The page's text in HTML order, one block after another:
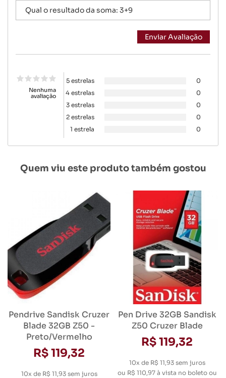
Nenhuma
avaliação
5 estrelas
0
4 estrelas
0
3 estrelas
0
2 estrelas
0
1 estrela
0
Quem viu este produto também gostou
Pendrive Sandisk Cruzer
Blade 32GB Z50 -
Preto/Vermelho
R$ 119,32
10x de R$ 11,93 sem juros
Pen Drive 32GB Sandisk
Z50 Cruzer Blade
R$ 119,32
10x de R$ 11,93 sem juros
ou R$ 110,97à vista no boleto ou